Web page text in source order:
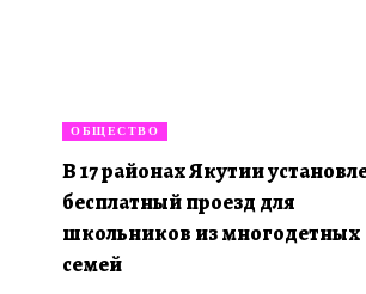
ОБЩЕСТВО
В 17 районах Якутии
бесплатный проезд для
школьников из многодетных
семей